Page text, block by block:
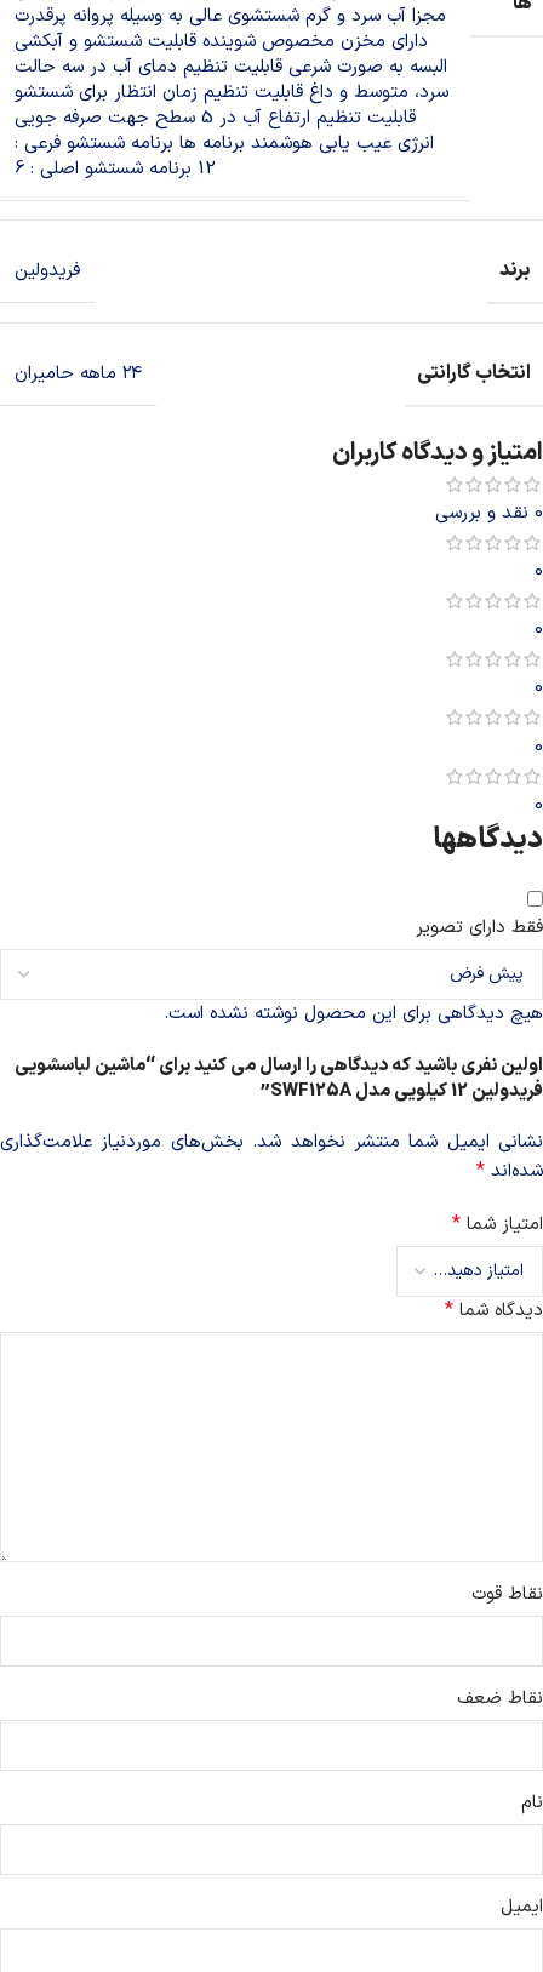
مجزا آب سرد و گرم شستشوی عالی به وسیله پروانه پرقدرت
دارای مخزن مخصوص شوینده قابلیت شستشو و آبکشی
البسه به صورت شرعی قابلیت تنظیم دمای آب در سه حالت
سرد، متوسط و داغ قابلیت تنظیم زمان انتظار برای شستشو
قابلیت تنظیم ارتفاع آب در 5 سطح جهت صرفه جویی
انرژی عیب یابی هوشمند برنامه ها برنامه شستشو فرعی :
12 برنامه شستشو اصلی : 6
برند فریدولین
انتخاب گارانتی ۲۴ ماهه حامیران
امتیاز و دیدگاه کاربران
0 نقد و بررسی
0
0
0
0
0
دیدگاهها
فقط دارای تصویر
هیچ دیدگاهی برای این محصول نوشته نشده است.
اولین نفری باشید که دیدگاهی را ارسال می کنید برای “ماشین لباسشویی
فریدولین 12 کیلویی مدل SWF125A”
نشانی ایمیل شما منتشر نخواهد شد. بخش‌های موردنیاز علامت‌گذاری
شده‌اند *
امتیاز شما *
دیدگاه شما *
نقاط قوت
نقاط ضعف
نام
ایمیل